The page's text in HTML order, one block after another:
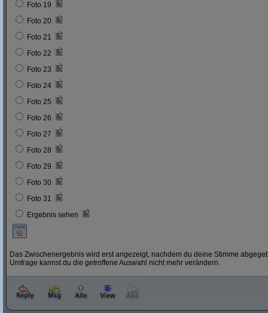
Foto 19
Foto 20
Foto 21
Foto 22
Foto 23
Foto 24
Foto 25
Foto 26
Foto 27
Foto 28
Foto 29
Foto 30
Foto 31
Ergebnis sehen
Das Zwischenergebnis wird erst angezeigt, nachdem du deine Stimme
Umfrage kannst du die getroffene Auswahl nicht mehr verändern.